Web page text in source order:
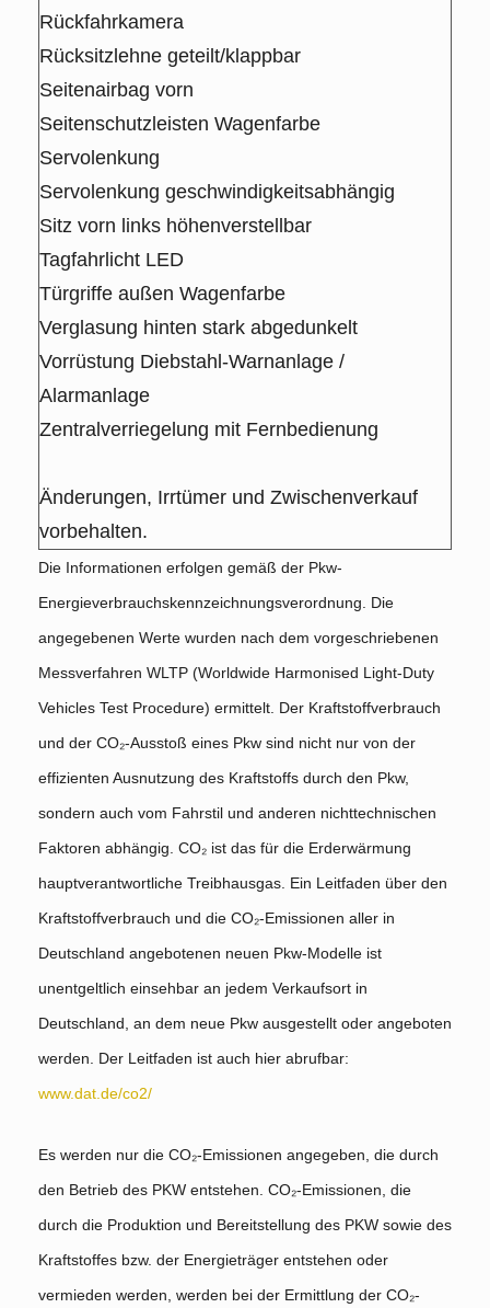
Rückfahrkamera
Rücksitzlehne geteilt/klappbar
Seitenairbag vorn
Seitenschutzleisten Wagenfarbe
Servolenkung
Servolenkung geschwindigkeitsabhängig
Sitz vorn links höhenverstellbar
Tagfahrlicht LED
Türgriffe außen Wagenfarbe
Verglasung hinten stark abgedunkelt
Vorrüstung Diebstahl-Warnanlage /
Alarmanlage
Zentralverriegelung mit Fernbedienung
Änderungen, Irrtümer und Zwischenverkauf
vorbehalten.
Die Informationen erfolgen gemäß der Pkw-
Energieverbrauchskennzeichnungsverordnung. Die
angegebenen Werte wurden nach dem vorgeschriebenen
Messverfahren WLTP (Worldwide Harmonised Light-Duty
Vehicles Test Procedure) ermittelt. Der Kraftstoffverbrauch
und der CO₂-Ausstoß eines Pkw sind nicht nur von der
effizienten Ausnutzung des Kraftstoffs durch den Pkw,
sondern auch vom Fahrstil und anderen nichttechnischen
Faktoren abhängig. CO₂ ist das für die Erderwärmung
hauptverantwortliche Treibhausgas. Ein Leitfaden über den
Kraftstoffverbrauch und die CO₂-Emissionen aller in
Deutschland angebotenen neuen Pkw-Modelle ist
unentgeltlich einsehbar an jedem Verkaufsort in
Deutschland, an dem neue Pkw ausgestellt oder angeboten
werden. Der Leitfaden ist auch hier abrufbar:
www.dat.de/co2/
Es werden nur die CO₂-Emissionen angegeben, die durch
den Betrieb des PKW entstehen. CO₂-Emissionen, die
durch die Produktion und Bereitstellung des PKW sowie des
Kraftstoffes bzw. der Energieträger entstehen oder
vermieden werden, werden bei der Ermittlung der CO₂-